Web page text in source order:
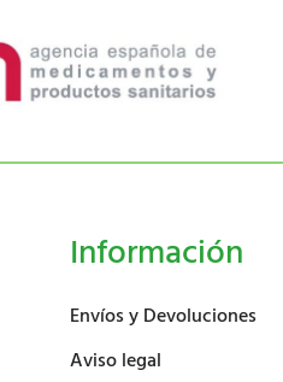
Información
Envíos y Devoluciones
Aviso legal